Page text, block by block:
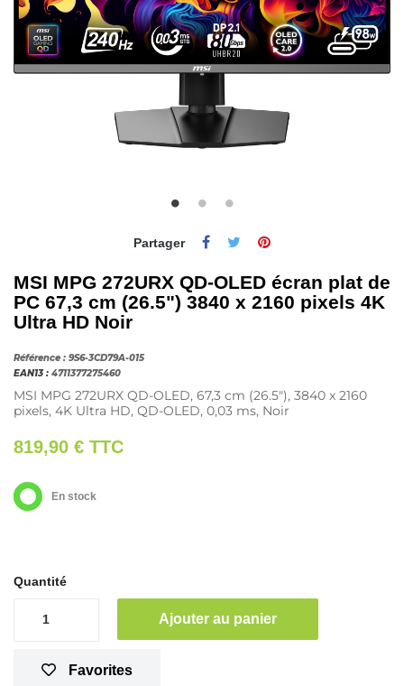
Partager
MSI MPG 272URX QD-OLED écran plat de
PC 67,3 cm (26.5") 3840 x 2160 pixels 4K
Ultra HD Noir
Référence : 9S6-3CD79A-015
EAN13 : 4711377275460
MSI MPG 272URX QD-OLED, 67,3 cm (26.5"), 3840 x 2160
pixels, 4K Ultra HD, QD-OLED, 0,03 ms, Noir
819,90 € TTC
En stock
Quantité
Ajouter au panier
Favorites